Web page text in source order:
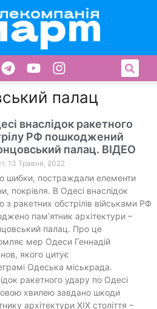
палац
внаслідок ракетного
РФ пошкоджений
палац. ВІДЕО
13 Травня, 2022
шибки, постраждали елементи
покрівля. В Одесі внаслідок
з ракетних обстрілів військами РФ
пам’ятник архітектури –
палац. Про це
мер Одеси Геннадій
якого цитує
Одеська міськрада.
ракетного удару по Одесі
хвилею завдано шкоди
архітектури XIX століття –